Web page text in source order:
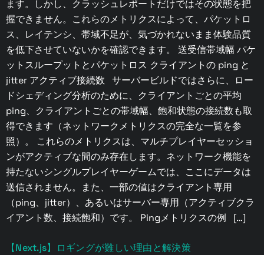
ます。しかし、クラッシュレポートだけではその状態を把
握できません。これらのメトリクスによって、パケットロ
ス、レイテンシ、帯域不足が、気づかれないまま体験品質
を低下させていないかを確認できます。 送受信帯域幅 パケ
ットスループットとパケットロス クライアントの ping と
jitter アクティブ接続数 サーバービルドではさらに、ロー
ドシェディング分析のために、クライアントごとの平均
ping、クライアントごとの帯域幅、飽和状態の接続数も取
得できます（ネットワークメトリクスの完全な一覧を参
照）。 これらのメトリクスは、マルチプレイヤーセッショ
ンがアクティブな間のみ存在します。ネットワーク機能を
持たないシングルプレイヤーゲームでは、ここにデータは
送信されません。また、一部の値はクライアント専用
（ping、jitter）、あるいはサーバー専用（アクティブクラ
イアント数、接続飽和）です。 Pingメトリクスの例 […]
【Next.js】ロギングが難しい理由と解決策